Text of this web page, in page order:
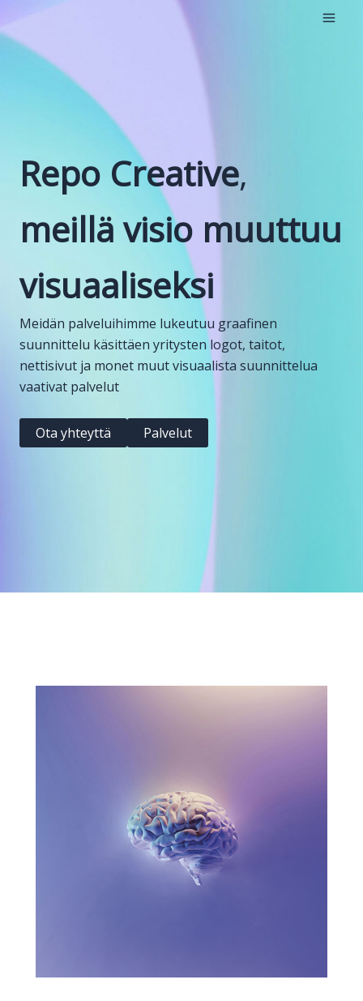
sisältöön
Repo Creative,
meillä visio muuttuu
visuaaliseksi
Meidän palveluihimme lukeutuu graafinen
suunnittelu käsittäen yritysten logot, taitot,
nettisivut ja monet muut visuaalista suunnittelua
vaativat palvelut
Ota yhteyttä Palvelut